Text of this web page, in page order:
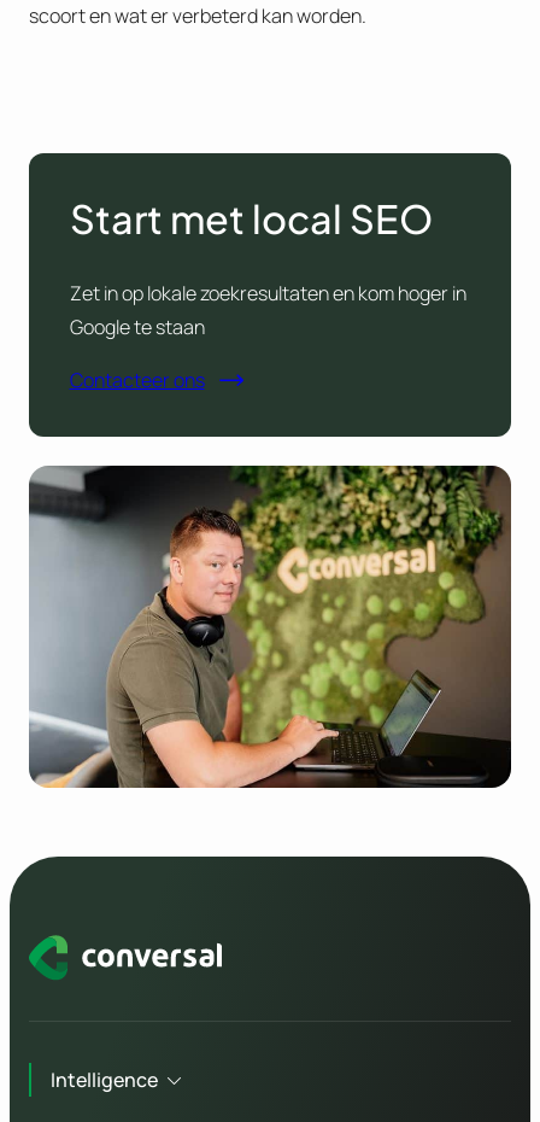
scoort en wat er verbeterd kan worden.
Start met local SEO
Zet in op lokale zoekresultaten en kom hoger in
Google te staan
Contacteer ons
Intelligence